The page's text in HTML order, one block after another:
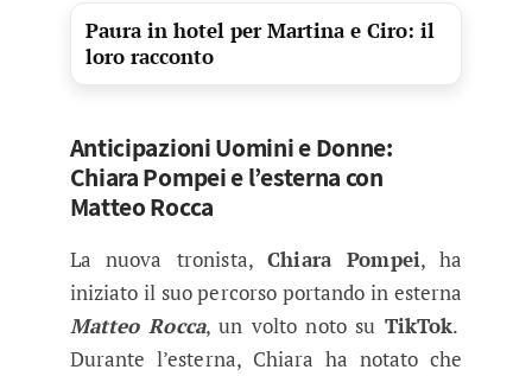
Paura in hotel per Martina e Ciro: il
loro racconto
Anticipazioni Uomini e Donne:
Chiara Pompei e l’esterna con
Matteo Rocca
La nuova tronista,Chiara Pompei, ha
iniziato il suo percorso portando in esterna
Matteo Rocca, un volto noto su TikTok.
Durante l’esterna, Chiara ha notato che